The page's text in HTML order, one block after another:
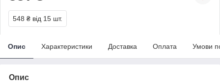
548 ₴ від 15 шт.
Опис Характеристики Доставка Оплата Умови
Опис